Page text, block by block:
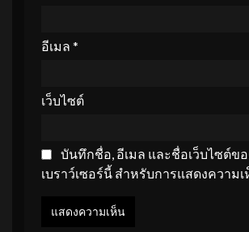
อีเมล *
เว็บไซต์
บันทึกชื่อ, อีเมล และชื่อเว็บไซต์ข
เบราว์เซอร์นี้ สำหรับการแสดงความ